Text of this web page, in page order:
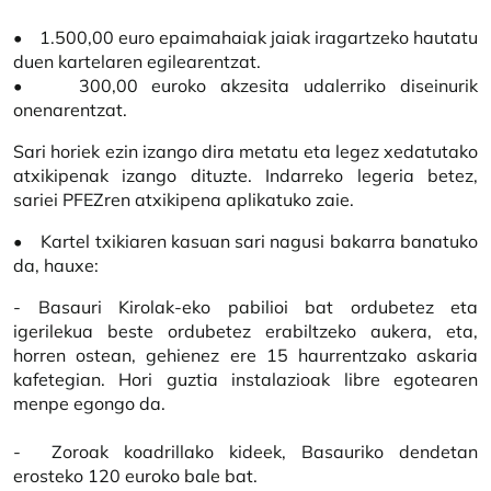
• 1.500,00 euro epaimahaiak jaiak iragartzeko hautatu
duen kartelaren egilearentzat.
• 300,00 euroko akzesita udalerriko diseinurik
onenarentzat.
Sari horiek ezin izango dira metatu eta legez xedatutako
atxikipenak izango dituzte. Indarreko legeria betez,
sariei PFEZren atxikipena aplikatuko zaie.
• Kartel txikiaren kasuan sari nagusi bakarra banatuko
da, hauxe:
- Basauri Kirolak-eko pabilioi bat ordubetez eta
igerilekua beste ordubetez erabiltzeko aukera, eta,
horren ostean, gehienez ere 15 haurrentzako askaria
kafetegian. Hori guztia instalazioak libre egotearen
menpe egongo da.
- Zoroak koadrillako kideek, Basauriko dendetan
erosteko 120 euroko bale bat.